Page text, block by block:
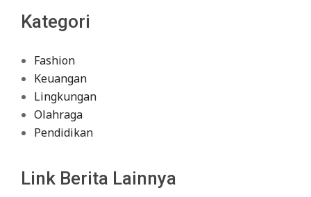
Kategori
Fashion
Keuangan
Lingkungan
Olahraga
Pendidikan
Link Berita Lainnya